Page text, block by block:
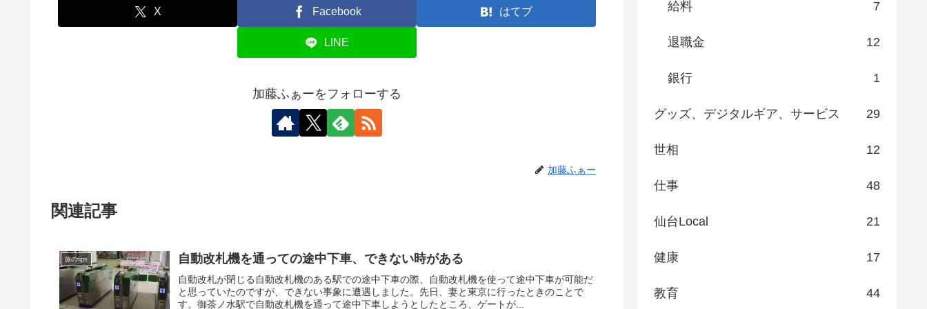
X Facebook はてブ
LINE
加藤ふぁーをフォローする
加藤ふぁー
関連記事
旅のtips 自動改札機を通っての途中下車、できない時がある
自動改札が閉じる自動改札機のある駅での途中下車の際、自動改札機を使って途中下車が可能だ
と思っていたのですが、できない事象に遭遇しました。先日、妻と東京に行ったときのことで
す。御茶ノ水駅で自動改札機を通って途中下車しようとしたところ、ゲートが...
給料 7
退職金 12
銀行 1
グッズ、デジタルギア、サービス 29
世相 12
仕事 48
仙台Local 21
健康 17
教育 44